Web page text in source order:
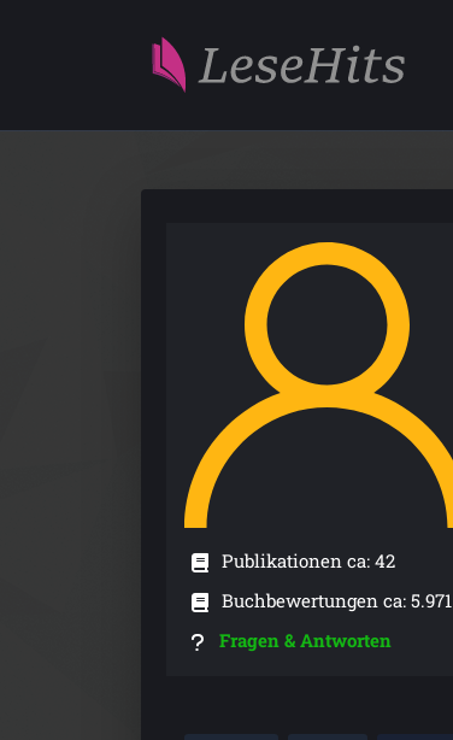
Publikationen ca: 42
Buchbewertungen ca: 5.971
Fragen & Antworten